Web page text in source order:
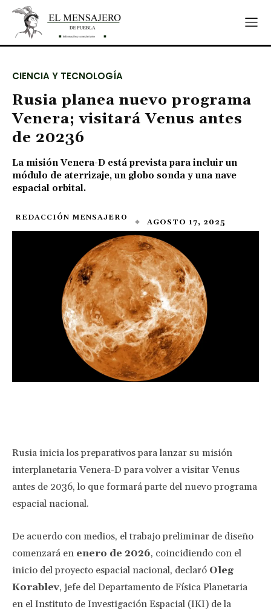
CIENCIA Y TECNOLOGÍA
Rusia planea nuevo programa
Venera; visitará Venus antes
de 20236
La misión Venera-D está prevista para incluir un
módulo de aterrizaje, un globo sonda y una nave
espacial orbital.
REDACCIÓN MENSAJERO AGOSTO 17, 2025
Rusia inicia los preparativos para lanzar su misión
interplanetaria Venera-D para volver a visitar Venus
antes de 2036, lo que formará parte del nuevo programa
espacial nacional.
De acuerdo con medios, el trabajo preliminar de diseño
comenzará en enero de 2026, coincidiendo con el
inicio del proyecto espacial nacional, declaró Oleg
Korablev, jefe del Departamento de Física Planetaria
en el Instituto de Investigación Espacial (IKI) de la